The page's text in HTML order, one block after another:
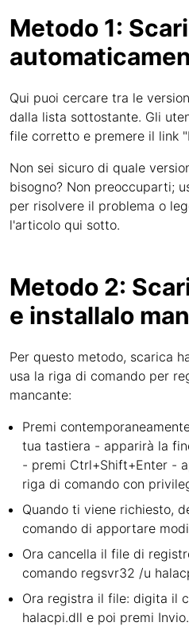
Metodo 1:
Qui puoi cercare tra le
dalla lista sottostante. Gli
file corretto e premere il link
Non sei sicuro di quale
bisogno? Non preoccuparti;
per risolvere il problema o
l'articolo qui sotto.
Metodo 2:
e installalo
Per questo metodo, scarica
usa la riga di comando per
mancante:
Premi
tua tastiera - apparirà la
- premi Ctrl+Shift+Enter -
riga di comando con
Quando ti viene richiesto,
comando di apportare
Ora cancella il file di
comando regsvr32 /u
Ora registra il file: digita il
halacpi.dll e poi premi Invio.